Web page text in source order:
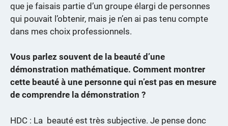
que je faisais partie d’un groupe élargi de personnes
qui pouvait l’obtenir, mais je n’en ai pas tenu compte
dans mes choix professionnels.
Vous parlez souvent de la beauté d’une
démonstration mathématique. Comment montrer
cette beauté à une personne qui n’est pas en mesure
de comprendre la démonstration ?
HDC : La beauté est très subjective. Je pense donc